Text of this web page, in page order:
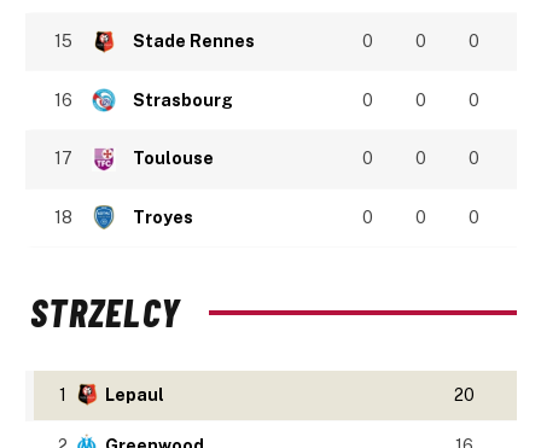
15 Stade Rennes 0 0 0
16 Strasbourg 0 0 0
17 Toulouse 0 0 0
18 Troyes 0 0 0
STRZELCY
1 Lepaul 20